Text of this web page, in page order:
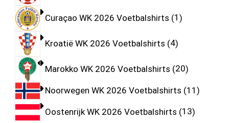
Curaçao WK 2026 Voetbalshirts 1
Kroatië WK 2026 Voetbalshirts 4
Marokko WK 2026 Voetbalshirts 20
Noorwegen WK 2026 Voetbalshirts 11
Oostenrijk WK 2026 Voetbalshirts 13